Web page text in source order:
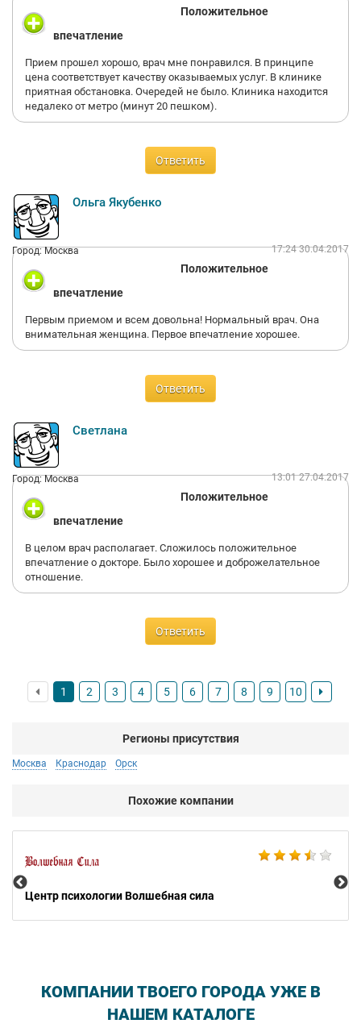
Положительное
впечатление
Прием прошел хорошо, врач мне понравился. В принципе
цена соответствует качеству оказываемых услуг. В клинике
приятная обстановка. Очередей не было. Клиника находится
недалеко от метро (минут 20 пешком).
Ответить
Ольга Якубенко
Город: Москва 17:24 30.04.2017
Положительное
впечатление
Первым приемом и всем довольна! Нормальный врач. Она
внимательная женщина. Первое впечатление хорошее.
Ответить
Светлана
Город: Москва 13:01 27.04.2017
Положительное
впечатление
В целом врач располагает. Сложилось положительное
впечатление о докторе. Было хорошее и доброжелательное
отношение.
Ответить
1 2 3 4 5 6 7 8 9 10
Регионы присутствия
Москва Краснодар Орск
Похожие компании
Центр психологии Волшебная сила
КОМПАНИИ ТВОЕГО ГОРОДА УЖЕ В
НАШЕМ КАТАЛОГЕ